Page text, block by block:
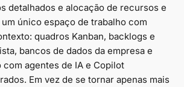
detalhados e alocação de recursos e
único espaço de trabalho com
quadros Kanban, backlogs e
bancos de dados da empresa e
agentes de IA e Copilot
Em vez de se tornar apenas mais